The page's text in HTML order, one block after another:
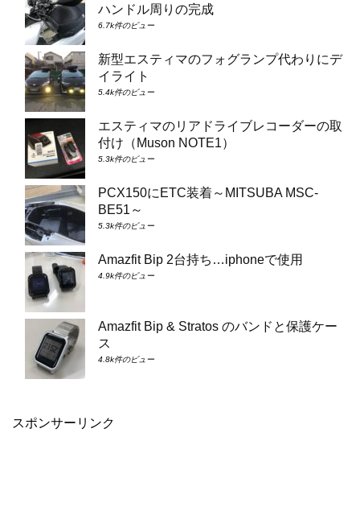
ハンドル周りの完成
6.7k件のビュー
新型エスティマのフォグランプ代わりにデ
イライト
5.4k件のビュー
エスティマのリアドライブレコーダーの取
付け（Muson NOTE1）
5.3k件のビュー
PCX150にETC装着～MITSUBA MSC-
BE51～
5.3k件のビュー
Amazfit Bip 2台持ち…iphoneで使用
4.9k件のビュー
Amazfit Bip & Stratos のバンドと保護ケー
ス
4.8k件のビュー
スポンサーリンク